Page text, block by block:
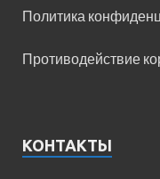
Политика
Противодействие
КОНТАКТЫ